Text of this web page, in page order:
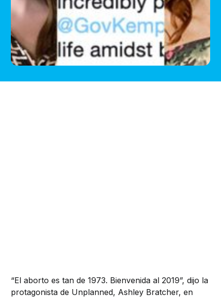
“El aborto es tan de 1973. Bienvenida al 2019”, dijo la
protagonista de Unplanned, Ashley Bratcher, en